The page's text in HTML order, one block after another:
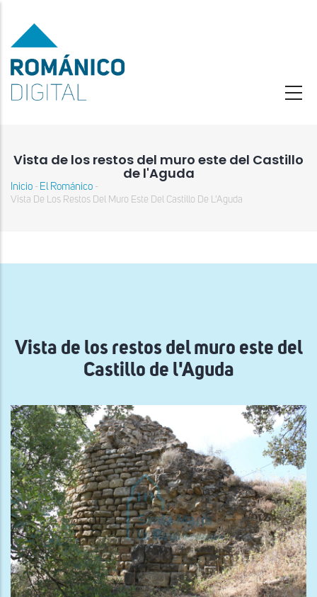
contenido
principal
Vista de los restos del muro este del Castillo
de l'Aguda
Sobrescribir
ayuda
Inicio - El Románico -
Vista De Los Restos Del Muro Este Del Castillo De L'Aguda
Vista de los restos del muro este del
Castillo de l'Aguda